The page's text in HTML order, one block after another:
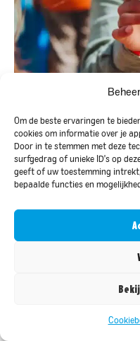
Om de beste ervaringen te
cookies om informatie over je
Door in te stemmen met deze
surfgedrag of unieke ID's op
geeft of uw toestemming
bepaalde functies en